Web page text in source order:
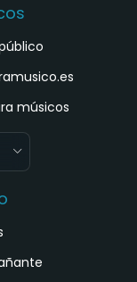
músicos